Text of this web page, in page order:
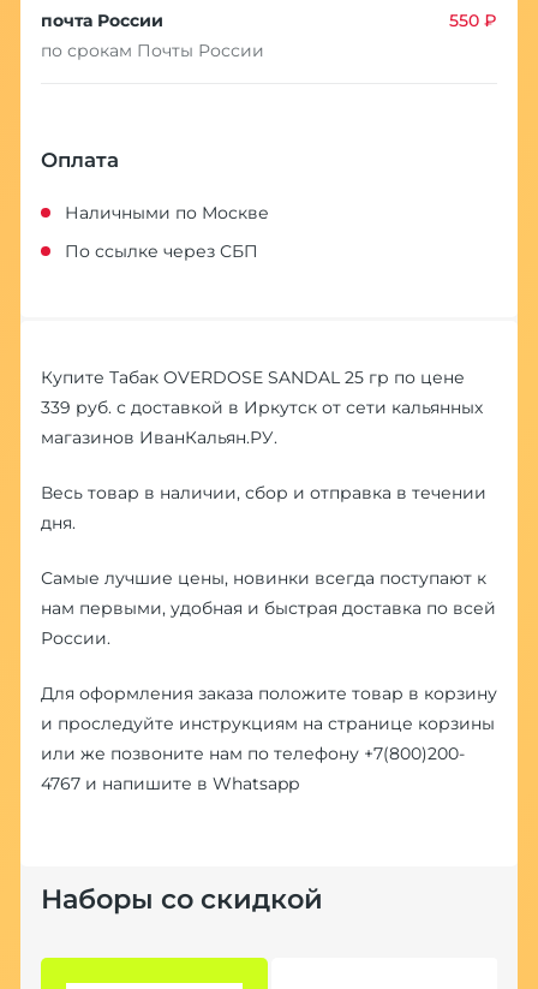
почта России
550 ₽
по срокам Почты России
Оплата
Наличными по Москве
По ссылке через СБП
Купите Табак OVERDOSE SANDAL 25 гр по цене
339 руб. с доставкой в Иркутск от сети кальянных
магазинов ИванКальян.РУ.
Весь товар в наличии, сбор и отправка в течении
дня.
Самые лучшие цены, новинки всегда поступают к
нам первыми, удобная и быстрая доставка по всей
России.
Для оформления заказа положите товар в корзину
и проследуйте инструкциям на странице корзины
или же позвоните нам по телефону +7(800)200-
4767и напишите в Whatsapp
Наборы со скидкой